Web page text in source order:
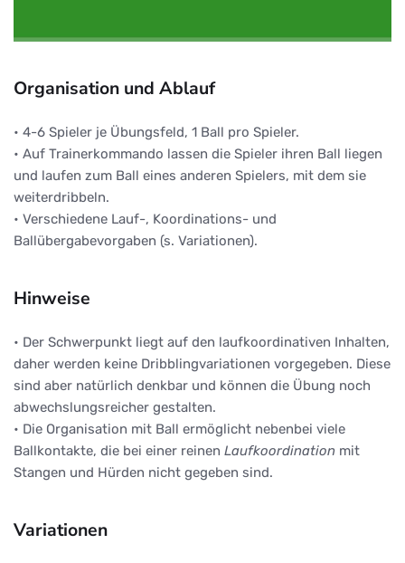
Organisation und Ablauf
• 4-6 Spieler je Übungsfeld, 1 Ball pro Spieler.
• Auf Trainerkommando lassen die Spieler ihren Ball liegen
und laufen zum Ball eines anderen Spielers, mit dem sie
weiterdribbeln.
• Verschiedene Lauf-, Koordinations- und
Ballübergabevorgaben (s. Variationen).
Hinweise
• Der Schwerpunkt liegt auf den laufkoordinativen Inhalten,
daher werden keine Dribblingvariationen vorgegeben. Diese
sind aber natürlich denkbar und können die Übung noch
abwechslungsreicher gestalten.
• Die Organisation mit Ball ermöglicht nebenbei viele
Ballkontakte, die bei einer reinen Laufkoordination mit
Stangen und Hürden nicht gegeben sind.
Variationen